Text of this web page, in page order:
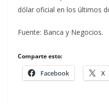
dólar oficial en los últimos
Fuente: Banca y Negocios.
Comparte esto:
Facebook X